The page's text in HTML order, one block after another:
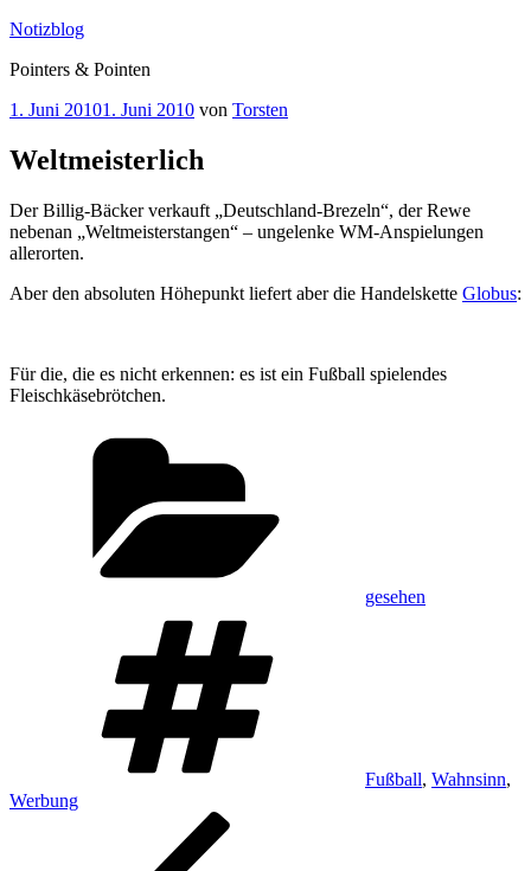
Zum
springen
Notizblog
Pointers & Pointen
Veröffentlicht
1. Juni 20101. Juni 2010 von Torsten
Weltmeisterlich
Der Billig-Bäcker verkauft „Deutschland-Brezeln“, der Rewe
nebenan „Weltmeisterstangen“ – ungelenke WM-Anspielungen
allerorten.
Aber den absoluten Höhepunkt liefert aber die Handelskette Globus:
Für die, die es nicht erkennen: es ist ein Fußball spielendes
Fleischkäsebrötchen.
gesehen
Fußball, Wahnsinn,
Werbung
Beitragsnavigation